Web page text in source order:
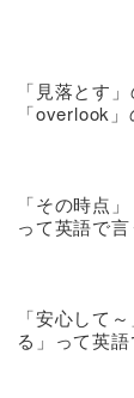
「見落とす
「overlook
「その時点
って英語で言
「安心して
る」って英